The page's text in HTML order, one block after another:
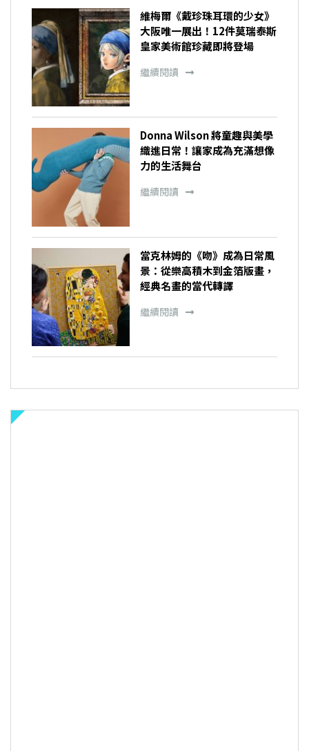
維梅爾《戴珍珠耳環的少女》
大阪唯一展出！12件莫瑞泰斯
皇家美術館珍藏即將登場
繼續閱讀
Donna Wilson 將童趣與美學
織進日常！讓家成為充滿想像
力的生活舞台
繼續閱讀
當克林姆的《吻》成為日常風
景：從樂高積木到金箔版畫，
經典名畫的當代轉譯
繼續閱讀